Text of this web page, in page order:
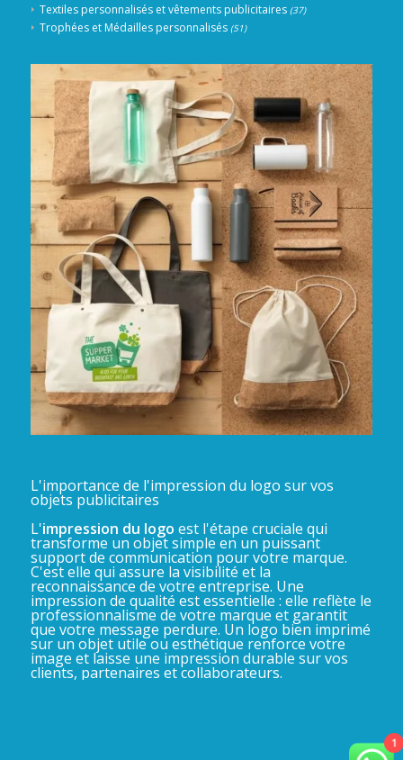
Textiles personnalisés et vêtements publicitaires (37)
Trophées et Médailles personnalisés (51)
L'importance de l'impression du logo sur vos
objets publicitaires
L'impression du logo est l'étape cruciale qui
transforme un objet simple en un puissant
support de communication pour votre marque.
C'est elle qui assure la visibilité et la
reconnaissance de votre entreprise. Une
impression de qualité est essentielle : elle reflète le
professionnalisme de votre marque et garantit
que votre message perdure. Un logo bien imprimé
sur un objet utile ou esthétique renforce votre
image et laisse une impression durable sur vos
clients, partenaires et collaborateurs.
1